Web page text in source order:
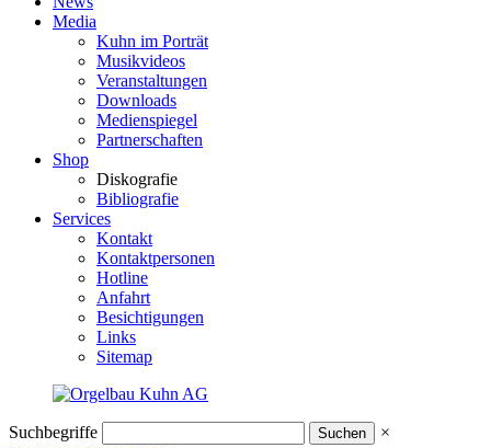
Media
Kuhn im Porträt
Musikvideos
Veranstaltungen
Downloads
Medienspiegel
Partnerschaften
Shop
Diskografie
Bibliografie
Services
Kontakt
Kontaktpersonen
Hotline
Anfahrt
Besichtigungen
Links
Sitemap
Suchbegriffe
×